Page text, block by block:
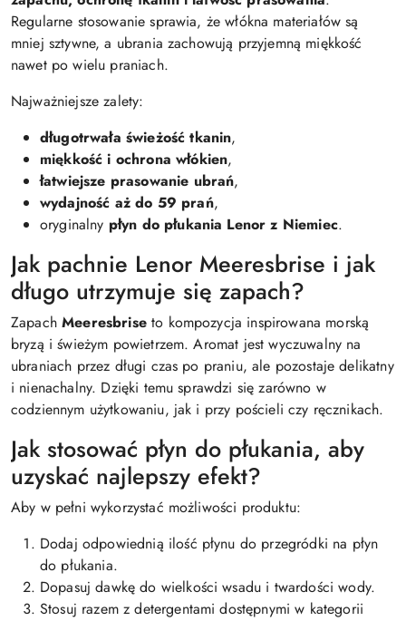
Regularne stosowanie sprawia, że włókna materiałów są
mniej sztywne, a ubrania zachowują przyjemną miękkość
nawet po wielu praniach.
Najważniejsze zalety:
długotrwała świeżość tkanin,
miękkość i ochrona włókien,
łatwiejsze prasowanie ubrań,
wydajność aż do 59 prań,
oryginalny płyn do płukania Lenor z Niemiec.
Jak pachnie Lenor Meeresbrise i jak
długo utrzymuje się zapach?
ZapachMeeresbriseto kompozycja inspirowana morską
bryzą i świeżym powietrzem. Aromat jest wyczuwalny na
ubraniach przez długi czas po praniu, ale pozostaje delikatny
i nienachalny. Dzięki temu sprawdzi się zarówno w
codziennym użytkowaniu, jak i przy pościeli czy ręcznikach.
Jak stosować płyn do płukania, aby
uzyskać najlepszy efekt?
Aby w pełni wykorzystać możliwości produktu:
Dodaj odpowiednią ilość płynu do przegródki na płyn
do płukania.
Dopasuj dawkę do wielkości wsadu i twardości wody.
Stosuj razem z detergentami dostępnymi w kategorii